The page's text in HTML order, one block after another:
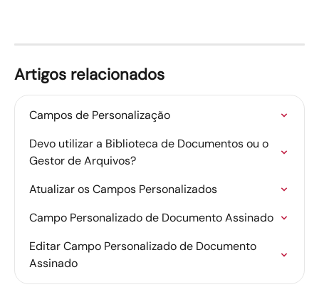
Artigos relacionados
Campos de Personalização
Devo utilizar a Biblioteca de Documentos ou o
Gestor de Arquivos?
Atualizar os Campos Personalizados
Campo Personalizado de Documento Assinado
Editar Campo Personalizado de Documento
Assinado